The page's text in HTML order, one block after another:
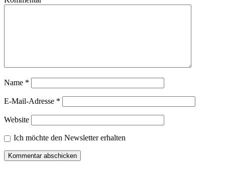
Name *
E-Mail-Adresse *
Website
Ich möchte den Newsletter erhalten